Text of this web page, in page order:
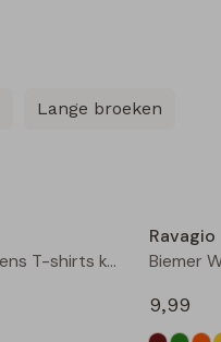
Lange broeken
Biemer W20219 jongens T-shirts korte mouw Oranje roest
Ravagio
9,99